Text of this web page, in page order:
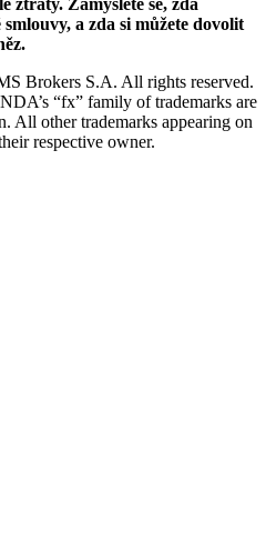
a zda si můžete dovolit
Brokers S.A. All rights reserved.
“fx” family of trademarks are
other trademarks appearing on
respective owner.